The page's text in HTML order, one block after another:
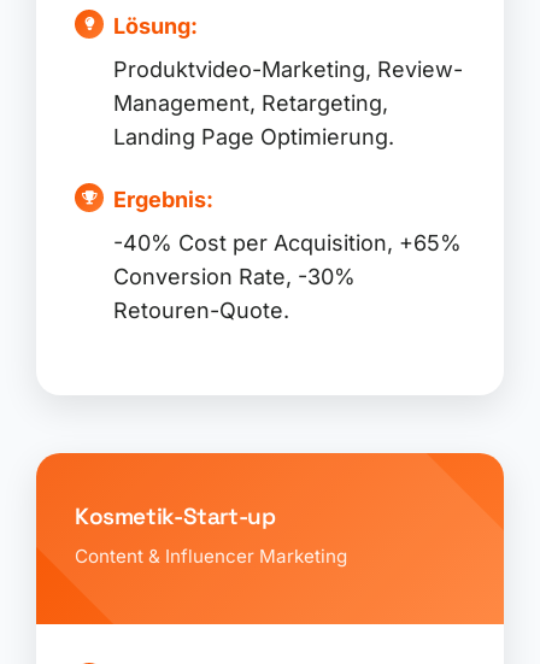
Lösung:
Produktvideo-Marketing, Review-
Management, Retargeting,
Landing Page Optimierung.
Ergebnis:
-40% Cost per Acquisition, +65%
Conversion Rate, -30%
Retouren-Quote.
Kosmetik-Start-up
Content & Influencer Marketing